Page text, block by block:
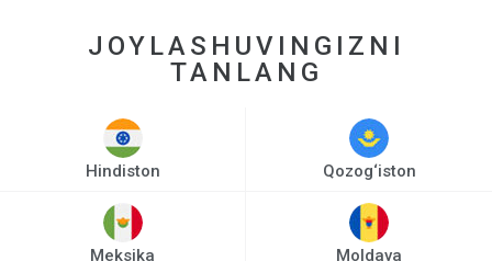
JOYLASHUVINGIZNI
TANLANG
Hindiston Qozog‘iston
Meksika Moldava